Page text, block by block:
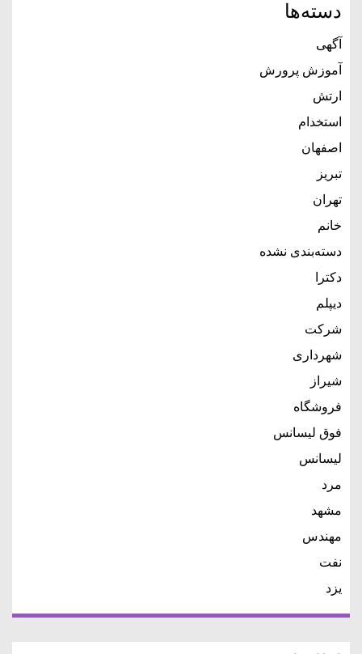
دسته‌ها
آگهی
آموزش پرورش
ارتش
استخدام
اصفهان
تبریز
تهران
خانم
دسته‌بندی نشده
دکترا
دیپلم
شرکت
شهرداری
شیراز
فروشگاه
فوق لیسانس
لیسانس
مرد
مشهد
مهندس
نفت
یزد